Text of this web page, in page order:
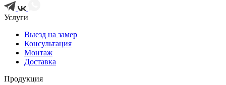
Услуги
Выезд на замер
Консультация
Монтаж
Доставка
Продукция